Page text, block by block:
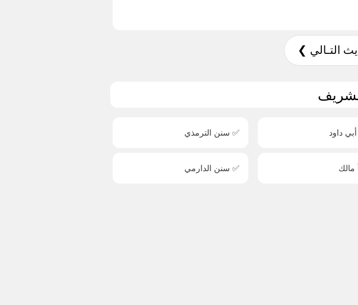
التـالي ❯
داود ✅ سنن الترمذي
✅ سنن الدارمي